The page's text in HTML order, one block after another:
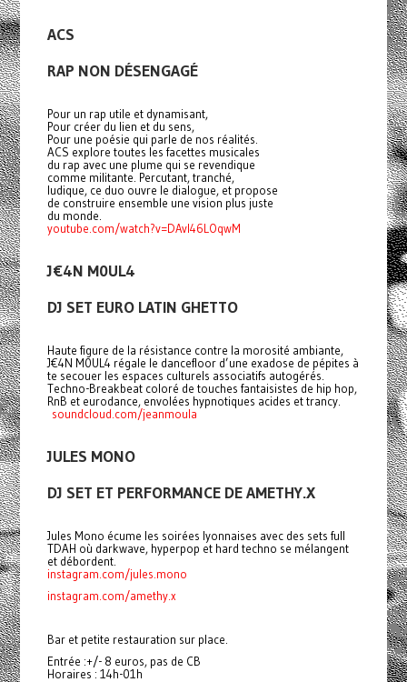
ACS
RAP NON DÉSENGAGÉ
Pour un rap utile et dynamisant,
Pour créer du lien et du sens,
Pour une poésie qui parle de nos réalités.
ACS explore toutes les facettes musicales
du rap avec une plume qui se revendique
comme militante. Percutant, tranché,
ludique, ce duo ouvre le dialogue, et propose
de construire ensemble une vision plus juste
du monde.
youtube.com/watch?v=DAvI46LOqwM
J€4N M0UL4
DJ SET EURO LATIN GHETTO
Haute figure de la résistance contre la morosité ambiante,
J€4N M0UL4 régale le dancefloor d’une exadose de pépites à
te secouer les espaces culturels associatifs autogérés.
Techno-Breakbeat coloré de touches fantaisistes de hip hop,
RnB et eurodance, envolées hypnotiques acides et trancy.
soundcloud.com/jeanmoula
JULES MONO
DJ SET ET PERFORMANCE DE AMETHY.X
Jules Mono écume les soirées lyonnaises avec des sets full
TDAH où darkwave, hyperpop et hard techno se mélangent
et débordent.
instagram.com/jules.mono
instagram.com/amethy.x
Bar et petite restauration sur place.
Entrée :+/- 8 euros, pas de CB
Horaires : 14h-01h